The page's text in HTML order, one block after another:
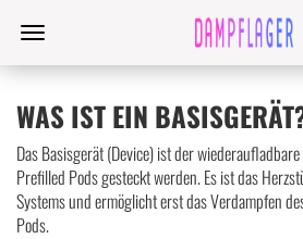
WAS IST EIN
Das Basisgerät (Device) ist der
Prefilled Pods gesteckt werden. Es ist das
Systems und ermöglicht erst das Verdampfen
Pods.